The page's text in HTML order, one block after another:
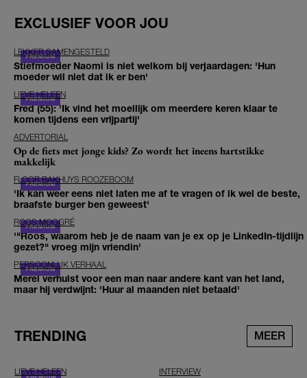
EXCLUSIEF VOOR JOU
LEKKER SAMENGESTELD
Stiefmoeder Naomi is niet welkom bij verjaardagen: 'Hun
moeder wil niet dat ik er ben'
LIEVE HELEEN
Fred (55): 'Ik vind het moeilijk om meerdere keren klaar te
komen tijdens een vrijpartij'
ADVERTORIAL
Op de fiets met jonge kids? Zo wordt het ineens hartstikke
makkelijk
FLOOR BAKHUYS ROOZEBOOM
'Ik kan weer eens niet laten me af te vragen of ik wel de beste,
braafste burger ben geweest'
ROOS MOGGRÉ
'"Roos, waarom heb je de naam van je ex op je LinkedIn-tijdlijn
gezet?" vroeg mijn vriendin'
PERSOONLIJK VERHAAL
Merel verhuist voor een man naar andere kant van het land,
maar hij verdwijnt: 'Huur al maanden niet betaald'
TRENDING MEER
LIEVE HELEEN INTERVIEW